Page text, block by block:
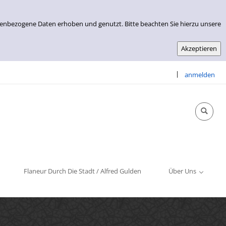
Daten erhoben und genutzt. Bitte beachten Sie hierzu unsere
| anmelden
Flaneur Durch Die Stadt / Alfred Gulden
Über Uns